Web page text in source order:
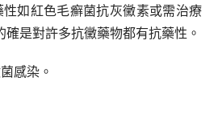
如紅色毛癬菌抗灰黴素或需治療
是對許多抗黴藥物都有抗藥性。
感染。